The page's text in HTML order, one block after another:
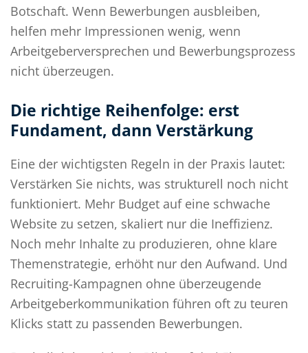
Botschaft. Wenn Bewerbungen ausbleiben,
helfen mehr Impressionen wenig, wenn
Arbeitgeberversprechen und Bewerbungsprozess
nicht überzeugen.
Die richtige Reihenfolge: erst
Fundament, dann Verstärkung
Eine der wichtigsten Regeln in der Praxis lautet:
Verstärken Sie nichts, was strukturell noch nicht
funktioniert. Mehr Budget auf eine schwache
Website zu setzen, skaliert nur die Ineffizienz.
Noch mehr Inhalte zu produzieren, ohne klare
Themenstrategie, erhöht nur den Aufwand. Und
Recruiting-Kampagnen ohne überzeugende
Arbeitgeberkommunikation führen oft zu teuren
Klicks statt zu passenden Bewerbungen.